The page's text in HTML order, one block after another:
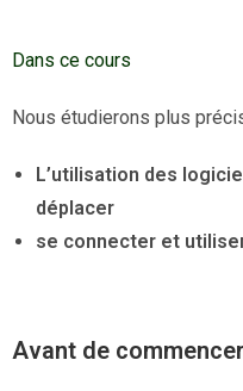
Dans ce cours
Nous étudierons plus
L’utilisation des
déplacer
se connecter et
Avant de